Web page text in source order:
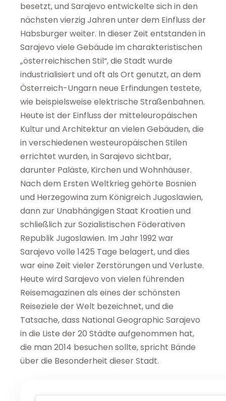
besetzt, und Sarajevo entwickelte sich in den
nächsten vierzig Jahren unter dem Einfluss der
Habsburger weiter. In dieser Zeit entstanden in
Sarajevo viele Gebäude im charakteristischen
„österreichischen Stil“, die Stadt wurde
industrialisiert und oft als Ort genutzt, an dem
Österreich-Ungarn neue Erfindungen testete,
wie beispielsweise elektrische Straßenbahnen.
Heute ist der Einfluss der mitteleuropäischen
Kultur und Architektur an vielen Gebäuden, die
in verschiedenen westeuropäischen Stilen
errichtet wurden, in Sarajevo sichtbar,
darunter Paläste, Kirchen und Wohnhäuser.
Nach dem Ersten Weltkrieg gehörte Bosnien
und Herzegowina zum Königreich Jugoslawien,
dann zur Unabhängigen Staat Kroatien und
schließlich zur Sozialistischen Föderativen
Republik Jugoslawien. Im Jahr 1992 war
Sarajevo volle 1425 Tage belagert, und dies
war eine Zeit vieler Zerstörungen und Verluste.
Heute wird Sarajevo von vielen führenden
Reisemagazinen als eines der schönsten
Reiseziele der Welt bezeichnet, und die
Tatsache, dass National Geographic Sarajevo
in die Liste der 20 Städte aufgenommen hat,
die man 2014 besuchen sollte, spricht Bände
über die Besonderheit dieser Stadt.